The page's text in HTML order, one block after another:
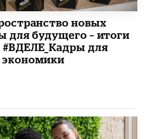
новых
для будущего – итоги
для